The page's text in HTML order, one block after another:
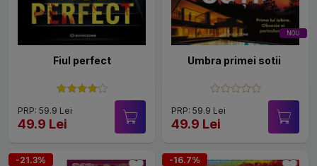
Fiul perfect
PRP: 59.9 Lei
49.9 Lei
NOU
Umbra primei sotii
PRP: 59.9 Lei
49.9 Lei
-21.3% -16.7%